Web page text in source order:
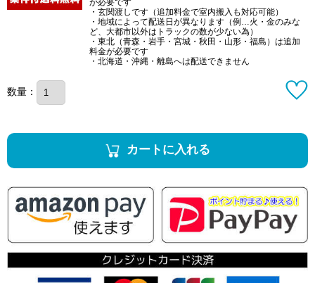
・玄関渡しです（追加料金で室内搬入も対応可能）
・地域によって配送日が異なります（例…火・金のみな
ど、大都市以外はトラックの数が少ない為）
・東北（青森・岩手・宮城・秋田・山形・福島）は追加
料金が必要です
・北海道・沖縄・離島へは配送できません
数量：
カートに入れる